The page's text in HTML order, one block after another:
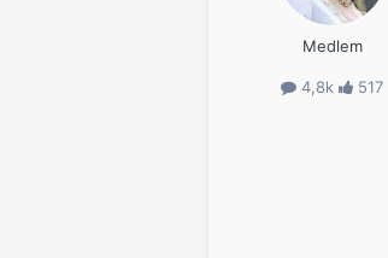
Medlem
4,8k 517